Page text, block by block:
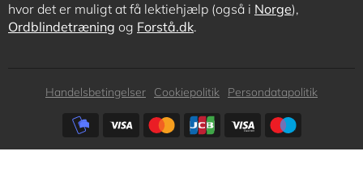
hvor det er muligt at få lektiehjælp (også i Norge),
Ordblindetræning og Forstå.dk.
Subfooter
Handelsbetingelser Cookiepolitik
Persondatapolitik
Subfooter
payment
options